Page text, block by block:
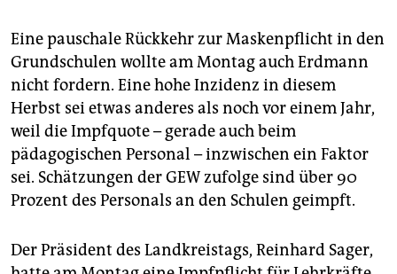
Eine pauschale Rückkehr zur Maskenpflicht in den
Grundschulen wollte am Montag auch Erdmann
nicht fordern. Eine hohe Inzidenz in diesem
Herbst sei etwas anderes als noch vor einem Jahr,
weil die Impfquote – gerade auch beim
pädagogischen Personal – inzwischen ein Faktor
sei. Schätzungen der GEW zufolge sind über 90
Prozent des Personals an den Schulen geimpft.
Der Präsident des Landkreistags, Reinhard Sager,